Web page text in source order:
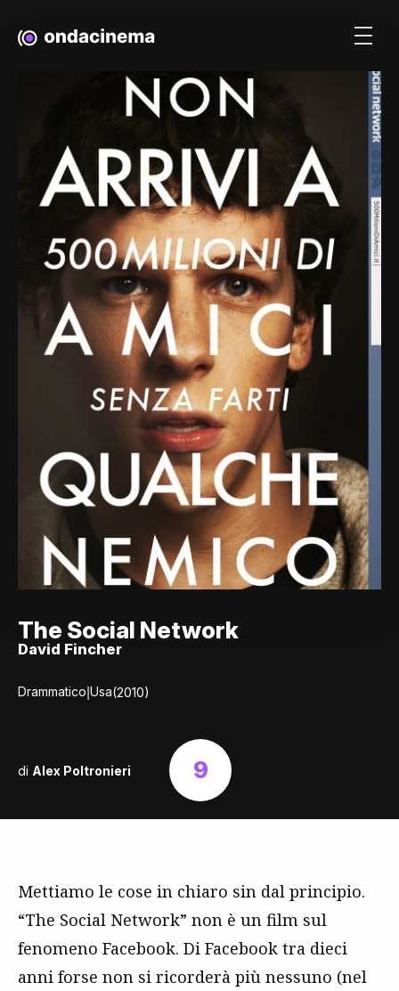
The Social Network
David Fincher
Drammatico|Usa(2010)
di Alex Poltronieri 9
Mettiamo le cose in chiaro sin dal principio.
“The Social Network” non è un film sul
fenomeno Facebook. Di Facebook tra dieci
anni forse non si ricorderà più nessuno (nel